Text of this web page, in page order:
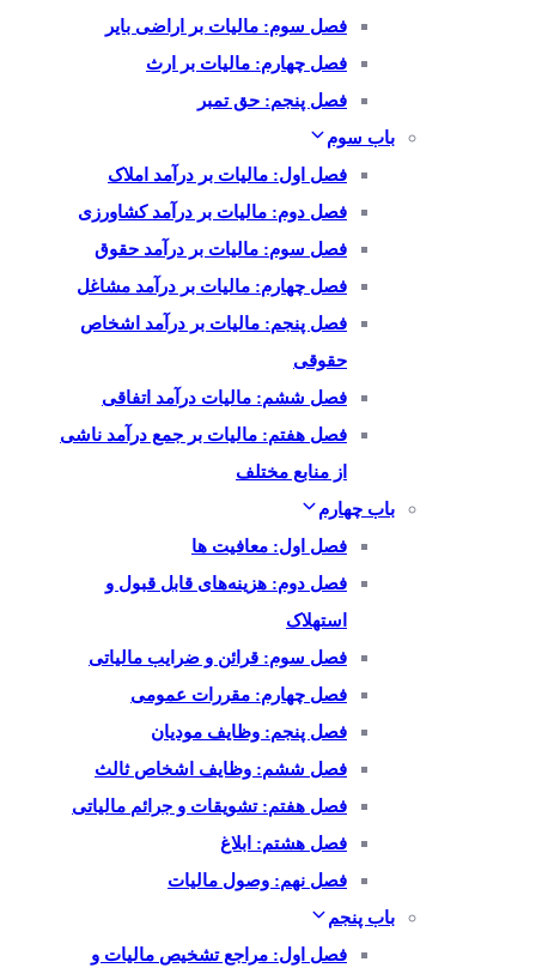
فصل سوم: مالیات بر اراضی بایر
فصل چهارم: مالیات بر ارث
فصل پنجم: حق تمبر
باب سوم
فصل اول: مالیات بر درآمد املاک
فصل دوم: مالیات بر درآمد کشاورزی
فصل سوم: مالیات بر درآمد حقوق
فصل چهارم: مالیات بر درآمد مشاغل
فصل پنجم: مالیات بر درآمد اشخاص
حقوقی
فصل ششم: مالیات درآمد اتفاقی
فصل هفتم: مالیات بر جمع درآمد ناشی
از منابع مختلف
باب چهارم
فصل اول: معافیت ها
فصل دوم: هزینه‌های قابل قبول و
استهلاک
فصل سوم: قرائن و ضرایب مالیاتی
فصل چهارم: مقررات عمومی
فصل پنجم: وظایف مودیان
فصل ششم: وظایف اشخاص ثالث
فصل هفتم: تشویقات و جرائم مالیاتی
فصل هشتم: ابلاغ
فصل نهم: وصول مالیات
باب پنجم
فصل اول: مراجع تشخیص مالیات و